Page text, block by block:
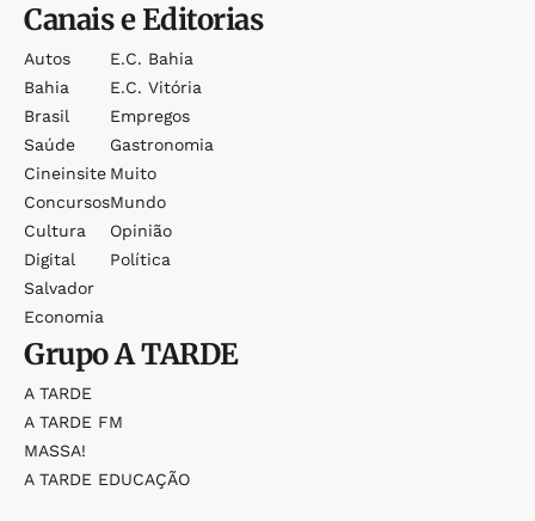
Canais e Editorias
Autos
Bahia
Brasil
Saúde
Cineinsite
Concursos
Cultura
Digital
Salvador
Economia
E.c. Bahia
E.c. Vitória
Empregos
Gastronomia
Muito
Mundo
Opinião
Política
GrupoA TARDE
A TARDE
A TARDE FM
MASSA!
A TARDE EDUCAÇÃO